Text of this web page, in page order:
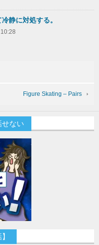
静に対処する。
10:28
Figure Skating – Pairs
ない